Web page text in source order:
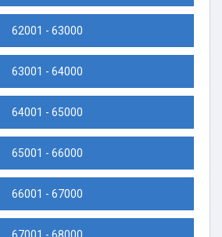
62001 - 63000
63001 - 64000
64001 - 65000
65001 - 66000
66001 - 67000
67001 - 68000